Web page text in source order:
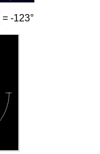
= -123°